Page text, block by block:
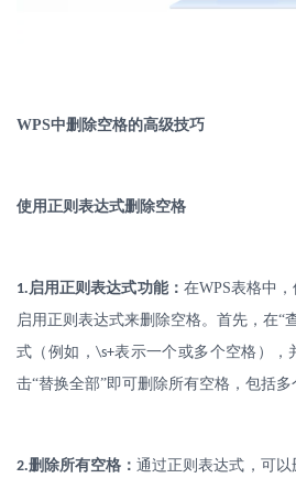
WPS中删除空格的高级技巧
使用正则表达式删除空格
1. 启用正则表达式功能： 在WPS表格中，
启用正则表达式来删除空格。首先，在“
式（例如， \s+表示一个或多个空格），
击“替换全部”即可删除所有空格，包括多
2.删除所有空格：通过正则表达式，可以